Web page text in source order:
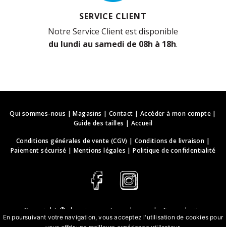
SERVICE CLIENT
Notre Service Client est disponible
du lundi au samedi de 08h à 18h.
Qui sommes-nous |Magasins | Contact | Accéder à mon compte|
Guide des tailles | Accueil
Conditions générales de vente (CGV) |Conditions de livraison |
Paiement sécurisé | Mentions légales |Politique de confidentialité
Copyright © deguisements-cadeaux.ch
. Tous droits
réservés.
En poursuivant votre navigation, vous acceptez l'utilisation de cookies pour